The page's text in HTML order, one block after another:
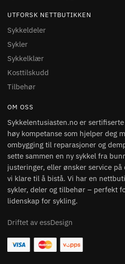
UTFORSK NETTBUTIKKEN
Sykkeldeler
Sykler
Sykkelklær
Kosttilskudd
Tilbehør
OM OSS
Sykkelentusiasten.no er
høy kompetanse som hjelper deg
ombygging til reparasjoner og
sette sammen en ny sykkel fra
justeringer, eller ønsker service
vi klare til å bistå. Vi har en
sykler, deler og tilbehør – perfekt
lidenskap for sykling.
Driftet av essDesign